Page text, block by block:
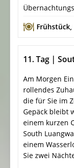
Frühstück,
11. Tag |
Am Morgen
rollendes
die für Sie im
Gepäck bleibt
einem kurzen
South
einem
Sie zwei